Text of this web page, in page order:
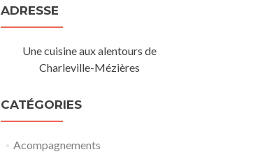
ADRESSE
Une cuisine aux alentours de
Charleville-Mézières
CATÉGORIES
Acompagnements